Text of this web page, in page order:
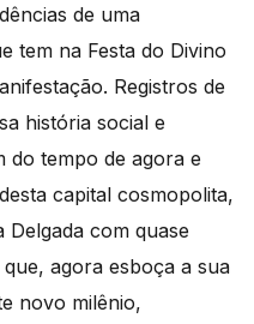
de uma
tem na Festa do Divino
Registros de
história social e
do tempo de agora e
capital cosmopolita,
com quase
agora esboça a sua
novo milênio,